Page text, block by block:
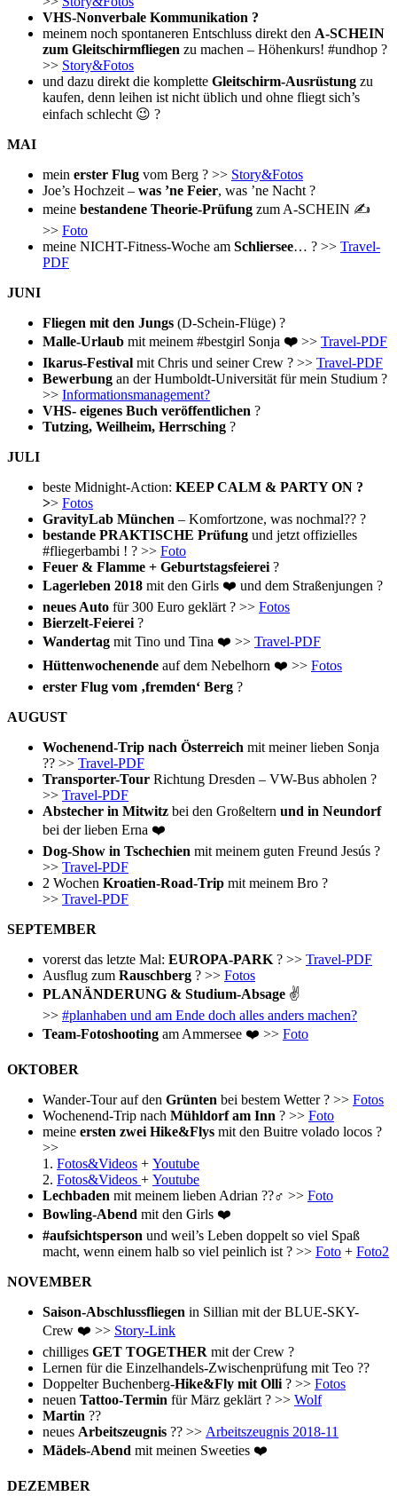
VHS-Nonverbale Kommunikation ?
meinem noch spontaneren Entschluss direkt den A-SCHEIN
zum Gleitschirmfliegen zu machen – Höhenkurs! #undhop ?
>> Story&Fotos
und dazu direkt die komplette Gleitschirm-Ausrüstung zu
kaufen, denn leihen ist nicht üblich und ohne fliegt sich’s
einfach schlecht 😉 ?
MAI
mein erster Flug vom Berg ? >> Story&Fotos
Joe’s Hochzeit – was ’ne Feier, was ’ne Nacht ?
meine bestandene Theorie-Prüfung zum A-SCHEIN ✍️
>> Foto
meine NICHT-Fitness-Woche am Schliersee… ? >> Travel-
PDF
JUNI
Fliegen mit den Jungs (D-Schein-Flüge) ?
Malle-Urlaub mit meinem #bestgirl Sonja ❤️ >> Travel-PDF
Ikarus-Festival mit Chris und seiner Crew ? >> Travel-PDF
Bewerbung an der Humboldt-Universität für mein Studium ?
>> Informationsmanagement?
VHS- eigenes Buch veröffentlichen ?
Tutzing, Weilheim, Herrsching ?
JULI
beste Midnight-Action: KEEP CALM & PARTY ON ?
>> Fotos
GravityLab München – Komfortzone, was nochmal?? ?
bestande PRAKTISCHE Prüfung und jetzt offizielles
#fliegerbambi ! ? >> Foto
Feuer & Flamme + Geburtstagsfeierei ?
Lagerleben 2018 mit den Girls ❤️ und dem Straßenjungen ?
neues Auto für 300 Euro geklärt ? >> Fotos
Bierzelt-Feierei ?
Wandertag mit Tino und Tina ❤️ >> Travel-PDF
Hüttenwochenende auf dem Nebelhorn ❤️ >> Fotos
erster Flug vom ‚fremden‘ Berg ?
AUGUST
Wochenend-Trip nach Österreich mit meiner lieben Sonja
?? >> Travel-PDF
Transporter-Tour Richtung Dresden – VW-Bus abholen ?
>> Travel-PDF
Abstecher in Mitwitz bei den Großeltern und in Neundorf
bei der lieben Erna ❤️
Dog-Show in Tschechien mit meinem guten Freund Jesús ?
>> Travel-PDF
2 Wochen Kroatien-Road-Trip mit meinem Bro ?
>> Travel-PDF
SEPTEMBER
vorerst das letzte Mal: EUROPA-PARK ? >> Travel-PDF
Ausflug zum Rauschberg ? >> Fotos
PLANÄNDERUNG & Studium-Absage ✌️
>> #planhaben und am Ende doch alles anders machen?
Team-Fotoshooting am Ammersee ❤️ >> Foto
OKTOBER
Wander-Tour auf den Grünten bei bestem Wetter ? >> Fotos
Wochenend-Trip nach Mühldorf am Inn ? >> Foto
meine ersten zwei Hike&Flys mit den Buitre volado locos ?
>>
1. Fotos&Videos + Youtube
2. Fotos&Videos + Youtube
Lechbaden mit meinem lieben Adrian ??‍♂️ >> Foto
Bowling-Abend mit den Girls ❤️
#aufsichtsperson und weil’s Leben doppelt so viel Spaß
macht, wenn einem halb so viel peinlich ist ? >> Foto + Foto2
NOVEMBER
Saison-Abschlussfliegen in Sillian mit der BLUE-SKY-
Crew ❤️ >> Story-Link
chilliges GET TOGETHER mit der Crew ?
Lernen für die Einzelhandels-Zwischenprüfung mit Teo ??
Doppelter Buchenberg-Hike&Fly mit Olli ? >> Fotos
neuen Tattoo-Termin für März geklärt ? >> Wolf
Martin ??
neues Arbeitszeugnis ?? >> Arbeitszeugnis 2018-11
Mädels-Abend mit meinen Sweeties ❤️
DEZEMBER